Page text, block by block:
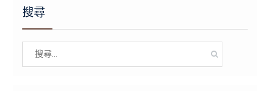
搜尋
Search